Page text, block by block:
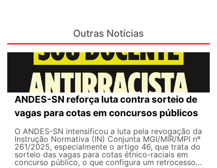
Outras Notícias
ANDES-SN reforça luta contra sorteio de
vagas para cotas em concursos públicos
O ANDES-SN intensificou a luta pela revogação da
Instrução Normativa (IN) Conjunta MGI/MIR/MPI nº
261/2025, especialmente o artigo 46, que trata do
sorteio das vagas para cotas étnico-raciais em
concurso público, o que configura um retrocesso...